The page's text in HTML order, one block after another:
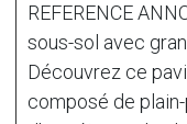
REFERENCE
sous-sol avec
Découvrez ce
composé de